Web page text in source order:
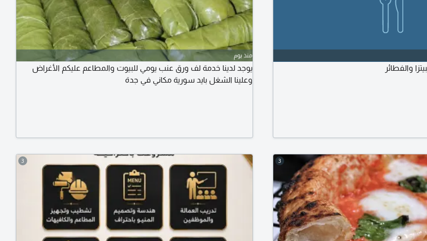
والفطائر
منذ يوم
يوجد لدينا خدمة لف ورق عنب يومي للبيوت والمطاعم عليكم الأغراض
وعلينا الشغل بايد سورية مكاني في جدة
3
3